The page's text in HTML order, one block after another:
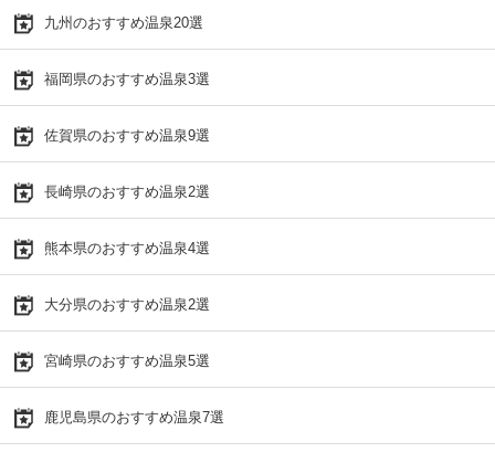
九州のおすすめ温泉20選
福岡県のおすすめ温泉3選
佐賀県のおすすめ温泉9選
長崎県のおすすめ温泉2選
熊本県のおすすめ温泉4選
大分県のおすすめ温泉2選
宮崎県のおすすめ温泉5選
鹿児島県のおすすめ温泉7選